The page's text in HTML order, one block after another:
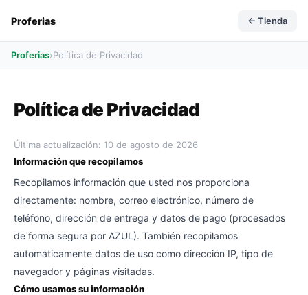
Proferias ← Tienda
Proferias›Política de Privacidad
Política de Privacidad
Última actualización: 10 de agosto de 2026
Información que recopilamos
Recopilamos información que usted nos proporciona
directamente: nombre, correo electrónico, número de
teléfono, dirección de entrega y datos de pago (procesados
de forma segura por AZUL). También recopilamos
automáticamente datos de uso como dirección IP, tipo de
navegador y páginas visitadas.
Cómo usamos su información